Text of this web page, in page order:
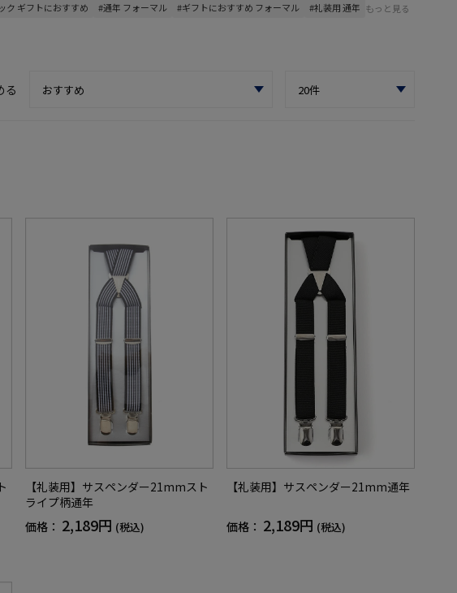
ク ギフトにおすすめ #通年 フォーマル #ギフトにおすすめ フォーマル #礼装用 通年 もっと見る
る
【礼装用】サスペンダー21mmスト
ライプ柄通年
価格： 2,189円 (税込)
【礼装用】サスペンダー21mm通年
価格： 2,189円 (税込)